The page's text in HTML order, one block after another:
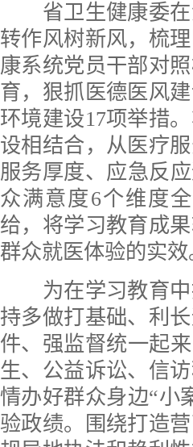
省卫生健康委在
转作风树新风，梳
康系统党员干部对
育，狠抓医德医风
环境建设17项举措
设相结合，从医疗
服务厚度、应急反
众满意度6个维度
给，将学习教育成
群众就医体验的实效
为在学习教育中
持多做打基础、利
件、强监督统一起
生、公益诉讼、信
情办好群众身边“小
验政绩。围绕打造